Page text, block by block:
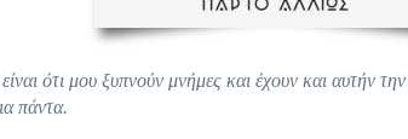
ότι μου ξυπνούν μνήμες και έχουν και αυτήν
πάντα.